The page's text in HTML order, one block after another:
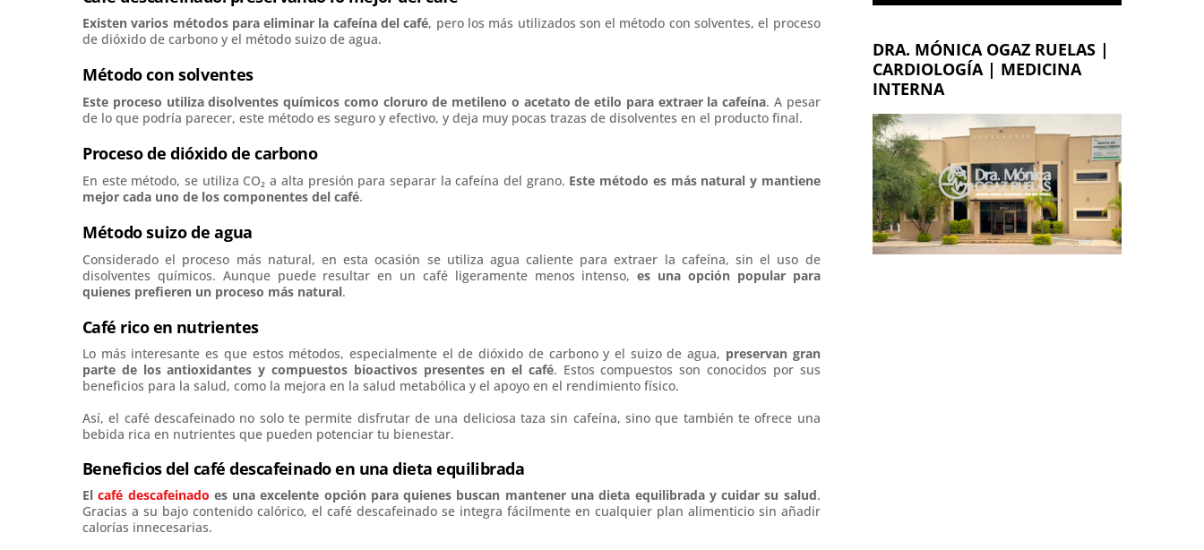
t
k
i
r
Existen varios métodos para eliminar la cafeína del café, pero los más utilizados son el método con solventes, el proceso
de dióxido de carbono y el método suizo de agua.
Método con solventes
Este proceso utiliza disolventes químicos como cloruro de metileno o acetato de etilo para extraer la cafeína. A pesar
de lo que podría parecer, este método es seguro y efectivo, y deja muy pocas trazas de disolventes en el producto final.
Proceso de dióxido de carbono
En este método, se utiliza CO₂ a alta presión para separar la cafeína del grano. Este método es más natural y mantiene
mejor cada uno de los componentes del café.
Método suizo de agua
Considerado el proceso más natural, en esta ocasión se utiliza agua caliente para extraer la cafeína, sin el uso de
disolventes químicos. Aunque puede resultar en un café ligeramente menos intenso,es una opción popular para
quienes prefieren un proceso más natural.
Café rico en nutrientes
Lo más interesante es que estos métodos, especialmente el de dióxido de carbono y el suizo de agua, preservan gran
parte de los antioxidantes y compuestos bioactivos presentes en el café. Estos compuestos son conocidos por sus
beneficios para la salud, como la mejora en la salud metabólica y el apoyo en el rendimiento físico.
Así, el café descafeinado no solo te permite disfrutar de una deliciosa taza sin cafeína, sino que también te ofrece una
bebida rica en nutrientes que pueden potenciar tu bienestar.
Beneficios del café descafeinado en una dieta equilibrada
Elcafé descafeinado es una excelente opción para quienes buscan mantener una dieta equilibrada y cuidar su salud.
Gracias a su bajo contenido calórico, el café descafeinado se integra fácilmente en cualquier plan alimenticio sin añadir
calorías innecesarias.
DRA. MÓNICA OGAZ RUELAS |
CARDIOLOGÍA | MEDICINA
INTERNA